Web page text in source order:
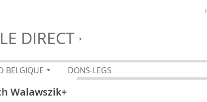
LE DIRECT
BELGIQUE DONS-LEGS
Walawszik+